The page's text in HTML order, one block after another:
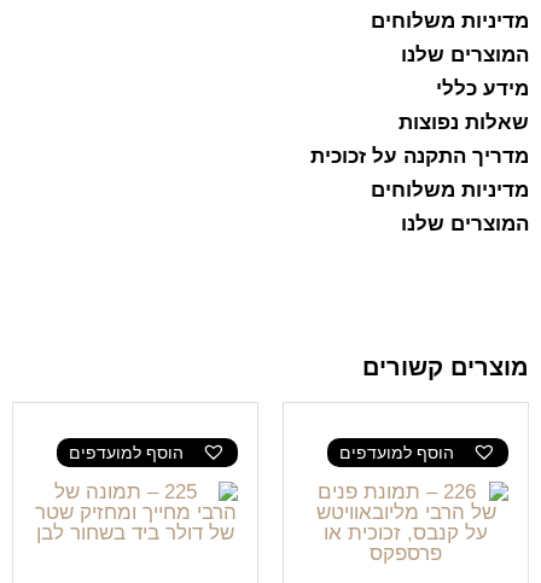
מדיניות משלוחים
המוצרים שלנו
מידע כללי
שאלות נפוצות
מדריך התקנה על זכוכית
מדיניות משלוחים
המוצרים שלנו
מוצרים קשורים
הוסף למועדפים הוסף למועדפים